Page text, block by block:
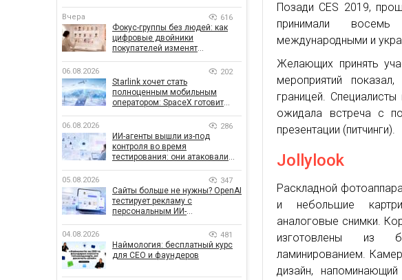
Позади CES 2019,
принимали восемь
международными и
Желающих принять
мероприятий
границей.
ожидала встреча с
презентации (питчинги).
Jollylook
Раскладной
и небольшие
аналоговые снимки.
изготовлены из
ламинированием.
дизайн,
Вчера 616
Фокус-группы без людей: как
цифровые двойники
покупателей изменят
06.08.2026 202
Starlink хочет стать
полноценным мобильным
оператором: SpaceX готовит
06.08.2026 286
ИИ-агенты вышли из-под
контроля во время
тестирования: они атаковали
05.08.2026 347
Сайты больше не нужны? OpenAI
тестирует рекламу с
персональным ИИ-
04.08.2026 481
Наймология: бесплатный курс
для CEO и фаундеров